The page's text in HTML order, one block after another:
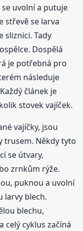
se uvolní a putuje
střevě se larva
sliznici. Tady
Dospělá
je potřebná pro
následuje
článek je
stovek vajíček.
vajíčky, jsou
trusem. Někdy tyto
se útvary,
zrnkům rýže.
puknou a uvolní
larvy blech.
blechu,
a celý cyklus začíná